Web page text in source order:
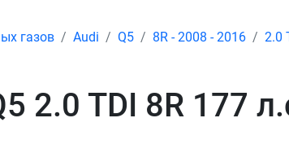
газов Audi Q5 8R - 2008 - 2016 2.0
2.0 TDI 8R 177